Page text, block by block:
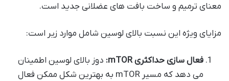
معنای ترمیم و ساخت بافت های عضلانی جدید است.
مزایای ویژه این نسبت بالای لوسین شامل موارد زیر است:
فعال سازی حداکثری mTOR:
دوز بالای لوسین اطمینان
می دهد که مسیر mTOR به بهترین شکل ممکن فعال